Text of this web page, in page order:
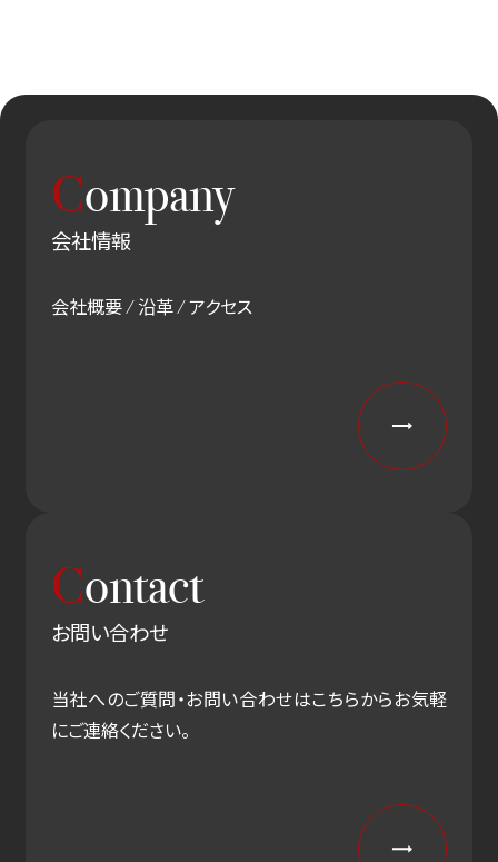
Company
会社情報
会社概要 / 沿革 / アクセス
Contact
お問い合わせ
当社へのご質問・お問い合わせはこちらからお気軽
にご連絡ください。